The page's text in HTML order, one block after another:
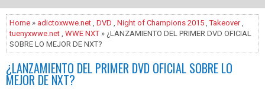
Home » adictoxwwe.net , DVD , Night of Champions 2015 ,Takeover,
tuenyxwwe.net , WWE NXT » ¿LANZAMIENTO DEL PRIMER DVD OFICIAL
SOBRE LO MEJOR DE NXT?
¿LANZAMIENTO DEL PRIMER DVD OFICIAL SOBRE LO
MEJOR DE NXT?